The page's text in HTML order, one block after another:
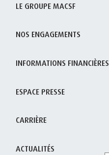
LE GROUPE MACSF
NOS ENGAGEMENTS
INFORMATIONS FINANCIÈRES
ESPACE PRESSE
CARRIÈRE
ACTUALITÉS